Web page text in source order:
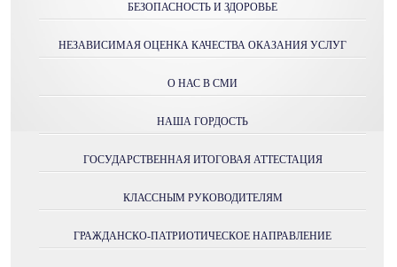
БЕЗОПАСНОСТЬ И ЗДОРОВЬЕ
НЕЗАВИСИМАЯ ОЦЕНКА КАЧЕСТВА ОКАЗАНИЯ УСЛУГ
О НАС В СМИ
НАША ГОРДОСТЬ
ГОСУДАРСТВЕННАЯ ИТОГОВАЯ АТТЕСТАЦИЯ
КЛАССНЫМ РУКОВОДИТЕЛЯМ
ГРАЖДАНСКО-ПАТРИОТИЧЕСКОЕ НАПРАВЛЕНИЕ